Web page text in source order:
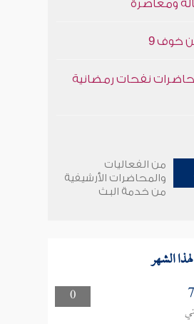
ومعاصرة
خوف 9
نفحات رمضانية
من الفعاليات
والمحاضرات الأرشيفية
من خدمة البث
الشهر
0